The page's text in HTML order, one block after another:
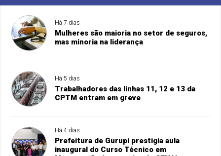
Há 7 dias
Mulheres são maioria no setor de seguros,
mas minoria na liderança
Há 5 dias
Trabalhadores das linhas 11, 12 e 13 da
CPTM entram em greve
Há 4 dias
Prefeitura de Gurupi prestigia aula
inaugural do Curso Técnico em